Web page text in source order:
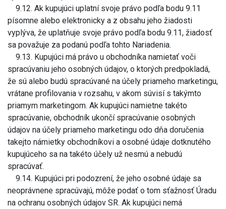
9.12. Ak kupujúci uplatní svoje právo podľa bodu 9.11
písomne alebo elektronicky a z obsahu jeho žiadosti
vyplýva, že uplatňuje svoje právo podľa bodu 9.11, žiadosť
sa považuje za podanú podľa tohto Nariadenia.
9.13. Kupujúci má právo u obchodníka namietať voči
spracúvaniu jeho osobných údajov, o ktorých predpokladá,
že sú alebo budú spracúvané na účely priameho marketingu,
vrátane profilovania v rozsahu, v akom súvisí s takýmto
priamym marketingom. Ak kupujúci namietne takéto
spracúvanie, obchodník ukončí spracúvanie osobných
údajov na účely priameho marketingu odo dňa doručenia
takejto námietky obchodníkovi a osobné údaje dotknutého
kupujúceho sa na takéto účely už nesmú a nebudú
spracúvať.
9.14. Kupujúci pri podozrení, že jeho osobné údaje sa
neoprávnene spracúvajú, môže podať o tom sťažnosť Úradu
na ochranu osobných údajov SR. Ak kupujúci nemá